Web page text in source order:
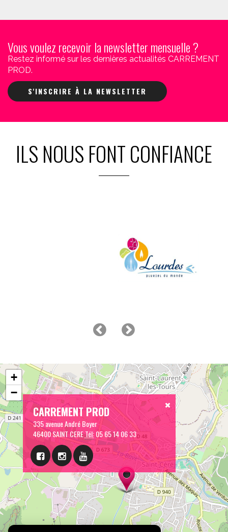
Vous voulez recevoir la newsletter mensuelle ?
Restez informé sur les dernières actualités CARREMENT
PROD.
S'INSCRIRE À LA NEWSLETTER
ILS NOUS FONT CONFIANCE
CARREMENT PROD
335 avenue André Boyer
46400 SAINT CERETél:05 65 14 06 33
+
−